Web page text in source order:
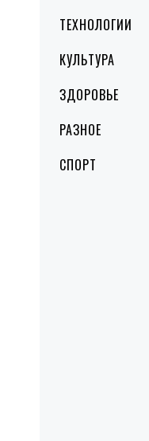
ТЕХНОЛОГИИ
КУЛЬТУРА
ЗДОРОВЬЕ
РАЗНОЕ
СПОРТ